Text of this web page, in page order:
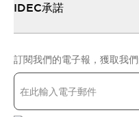
IDEC承諾
訂閱我們的電子報，獲取我